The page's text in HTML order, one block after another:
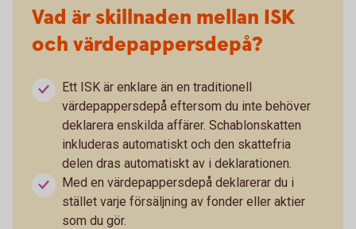
Vad är skillnaden mellan ISK
och värdepappersdepå?
Ett ISK är enklare än en traditionell
värdepappersdepå eftersom du inte behöver
deklarera enskilda affärer. Schablonskatten
inkluderas automatiskt och den skattefria
delen dras automatiskt av i deklarationen.
Med en värdepappersdepå deklarerar du i
stället varje försäljning av fonder eller aktier
som du gör.